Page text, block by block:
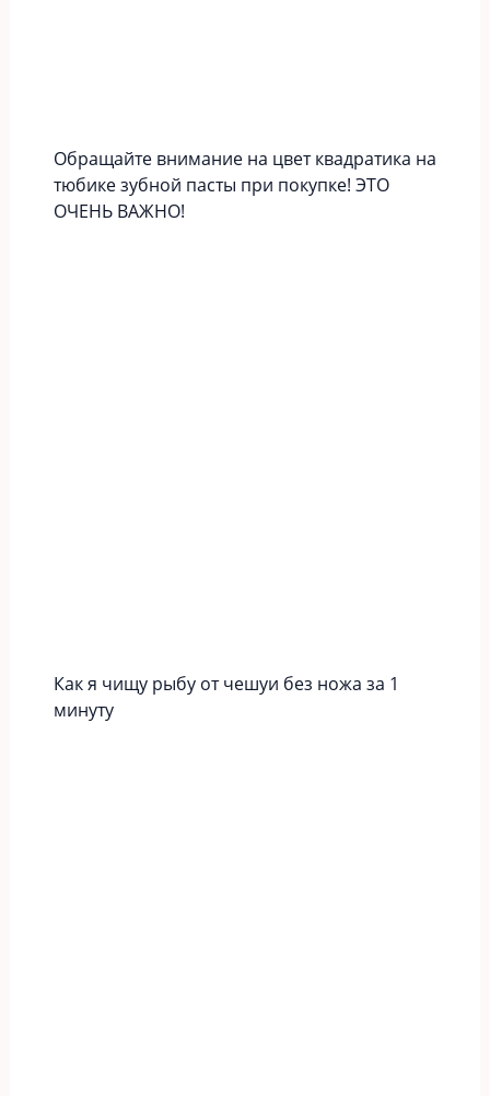
Обращайте внимание на цвет квадратика на
тюбике зубной пасты при покупке! ЭТО
ОЧЕНЬ ВАЖНО!
Как я чищу рыбу от чешуи без ножа за 1
минуту